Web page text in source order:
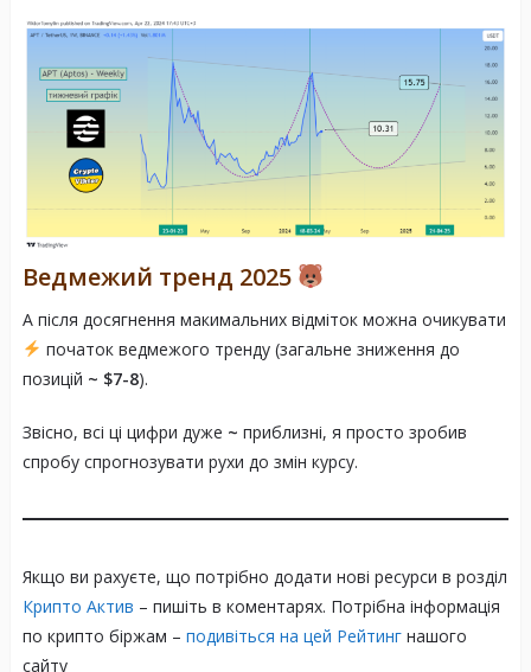
Ведмежий тренд 2025
А після досягнення макимальних відміток можна очикувати
початок ведмежого тренду (загальне зниження до
позицій ~ $7-8).
Звісно, всі ці цифри дуже ~ приблизні, я просто зробив
спробу спрогнозувати рухи до змін курсу.
Якщо ви рахуєте, що потрібно додати нові ресурси в розділ
Крипто Актив – пишіть в коментарях. Потрібна інформація
по крипто біржам – подивіться на цей Рейтингнашого
сайту